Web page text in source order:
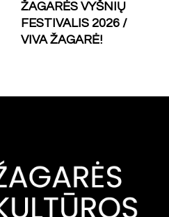
ŽAGARĖS VYŠNIŲ
FESTIVALIS 2026 /
VIVA ŽAGARĖ!